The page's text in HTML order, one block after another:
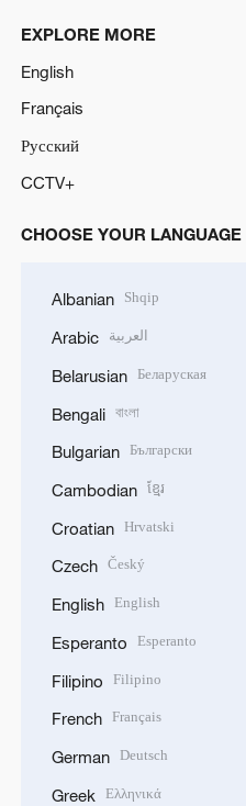
EXPLORE MORE
English
Français
Русский
CCTV+
CHOOSE YOUR LANGUAGE
Albanian Shqip
Arabic العربية
Belarusian Беларуская
Bengali বাংলা
Bulgarian Български
Cambodian ខ្មែរ
Croatian Hrvatski
Czech Český
English English
Esperanto Esperanto
Filipino Filipino
French Français
German Deutsch
Greek Ελληνικά